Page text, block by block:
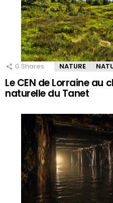
0 Shares NATURE
Le CEN de Lorraine au
naturelle du Tanet